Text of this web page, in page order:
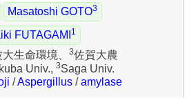
Masatoshi GOTO3
FUTAGAMI 1
生命環境、 3佐賀大農
Univ., 3Saga Univ.
/Aspergillus /amylase